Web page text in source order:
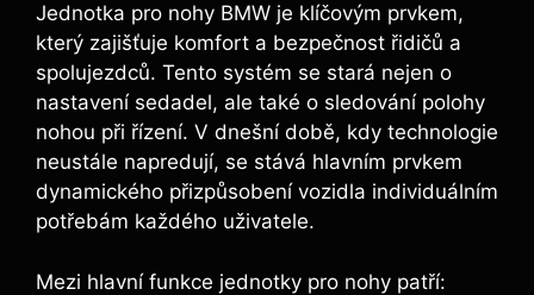
Jednotka pro nohy BMW je klíčovým prvkem,
který zajišťuje komfort a bezpečnost řidičů a
spolujezdců. Tento systém se stará nejen o
nastavení sedadel, ale také o sledování polohy
nohou při řízení. V dnešní době, kdy technologie
neustále napredují, se stává hlavním prvkem
dynamického přizpůsobení vozidla individuálním
potřebám každého uživatele.
Mezi hlavní funkce jednotky pro nohy patří: